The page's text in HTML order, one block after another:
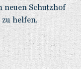
neuen Schutzhof
helfen.